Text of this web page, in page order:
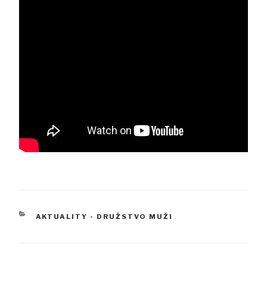
RUBRIKY
AKTUALITY - DRUŽSTVO MUŽI